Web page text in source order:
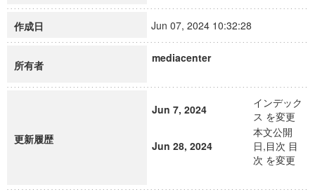
作成日 Jun 07, 2024 10:32:28
所有者
mediacenter
更新履歴
Jun 7, 2024
インデック
ス を変更
Jun 28, 2024
本文公開
日,目次 目
次 を変更